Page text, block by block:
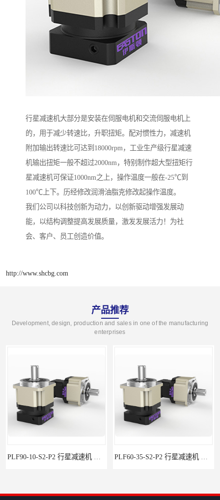
行星减速机大部分是安装在伺服电机和交流伺服电机上
的，用于减少转速比，升职扭矩。配对惯性力，减速机
附加输出转速比可达到18000rpm，工业生产级行星减速
机输出扭矩一般不超过2000nm，特别制作超大型扭矩行
星减速机可保证1000nm之上，操作温度一般在-25℃到
100℃上下。历经修改润滑油脂克修改起操作温度。
我们公司以科技创新为动力，以创新驱动增强发展动
能，以结构调整提高发展质量，激发发展活力！为社
会、客户、员工创造价值。
http://www.shcbg.com
产品推荐
Development, design, production and sales in one of the manufacturing
enterprises
PLF90-10-S2-P2 行星减速机 伺服减速机 步进减速机 PLF60-35-S2-P2 行星减速机 伺服减速机 步进减速机